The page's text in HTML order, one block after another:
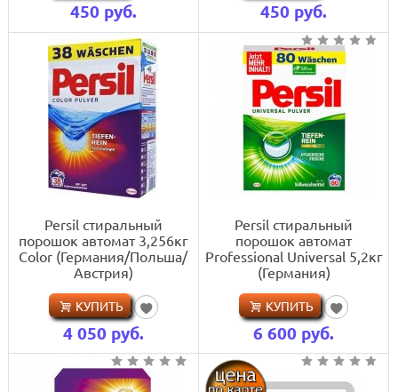
450 руб. 450 руб.
Persil стиральный
порошок автомат 3,256кг
Color (Германия/Польша/
Австрия)
КУПИТЬ
4 050 руб.
Persil стиральный
порошок автомат
Professional Universal 5,2кг
(Германия)
КУПИТЬ
6 600 руб.